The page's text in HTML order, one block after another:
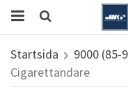
Startsida 9000 (85-
Cigarettändare